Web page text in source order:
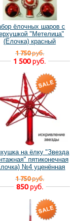
ёлочных шаров с
"Метелица"
(Ёлочка) красный
1 750руб.
1 500руб.
на ёлку "Звезда
пятиконечная
№4 уценённая
1 750руб.
850руб.